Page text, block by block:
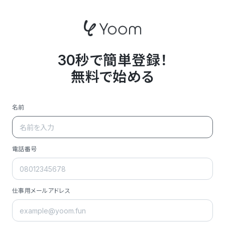
30秒で簡単登録！
無料で始める
名前
電話番号
仕事用メールアドレス